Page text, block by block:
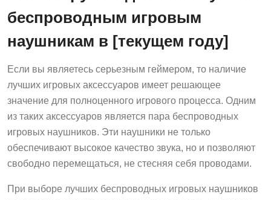
беспроводным игровым
наушникам в [текущем году]
Если вы являетесь серьезным геймером, то наличие
лучших игровых аксессуаров имеет решающее
значение для полноценного игрового процесса. Одним
из таких аксессуаров является пара беспроводных
игровых наушников. Эти наушники не только
обеспечивают высокое качество звука, но и позволяют
свободно перемещаться, не стесняя себя проводами.
При выборе лучших беспроводных игровых наушников